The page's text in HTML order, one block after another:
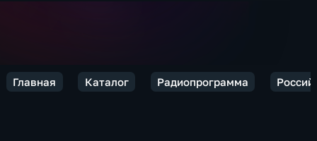
Главная Каталог Радиопрограмма